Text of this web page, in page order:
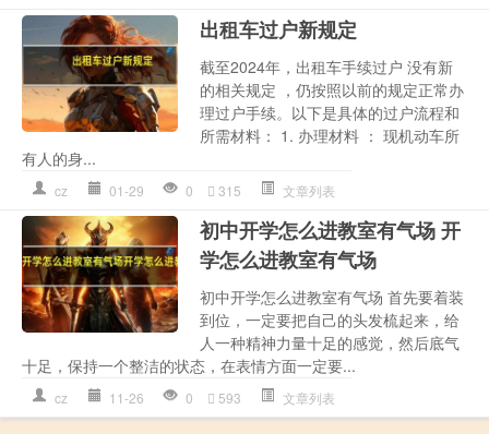
出租车过户新规定
截至2024年，出租车手续过户 没有新
的相关规定 ，仍按照以前的规定正常办
理过户手续。以下是具体的过户流程和
所需材料： 1. 办理材料 ： 现机动车所
有人的身...
cz 01-29 0 315 文章列表
初中开学怎么进教室有气场 开
学怎么进教室有气场
初中开学怎么进教室有气场 首先要着装
到位，一定要把自己的头发梳起来，给
人一种精神力量十足的感觉，然后底气
十足，保持一个整洁的状态，在表情方面一定要...
cz 11-26 0 593 文章列表